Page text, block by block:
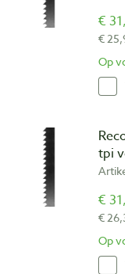
€
€
Op
tpi
€
€
Op